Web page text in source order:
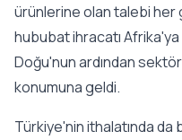
ürünlerine olan talebi her
hububat ihracatı
Doğu'nun ardından
konumuna geldi.
Türkiye'nin ithalatında